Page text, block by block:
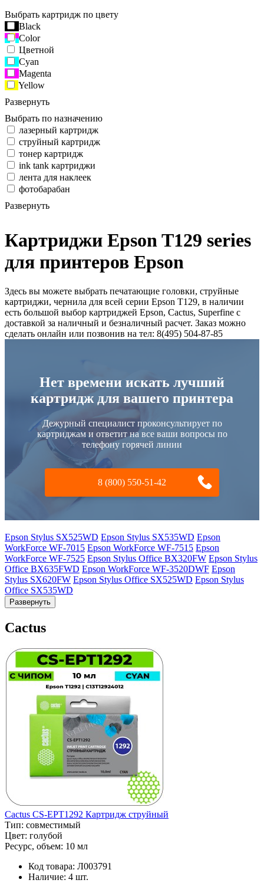
Выбрать картридж по цвету
Black
Color
Цветной
Cyan
Magenta
Yellow
Развернуть
Выбрать по назначению
лазерный картридж
струйный картридж
тонер картридж
ink tank картриджи
лента для наклеек
фотобарабан
Развернуть
Картриджи Epson T129 series
для принтеров Epson
Здесь вы можете выбрать печатающие головки, струйные
картриджи, чернила для всей серии Epson T129, в наличии
есть большой выбор картриджей Epson, Cactus, Superfine с
доставкой за наличный и безналичный расчет. Заказ можно
сделать онлайн или позвонив на тел: 8(495) 504-87-85
Нет времени искать лучший
картридж для вашего принтера
Дежурный специалист проконсультирует по
картриджам и ответит на все ваши вопросы по
телефону горячей линии
8 (800) 550-51-42
Epson Stylus SX525WD Epson Stylus SX535WD Epson
WorkForce WF-7015 Epson WorkForce WF-7515 Epson
WorkForce WF-7525 Epson Stylus Office BX320FW Epson Stylus
Office BX635FWD Epson WorkForce WF-3520DWF Epson
Stylus SX620FW Epson Stylus Office SX525WD Epson Stylus
Office SX535WD
Развернуть
Cactus
Cactus CS-EPT1292 Картридж струйный
Тип: совместимый
Цвет: голубой
Ресурс, объем: 10 мл
Код товара: Л003791
Наличие: 4 шт.